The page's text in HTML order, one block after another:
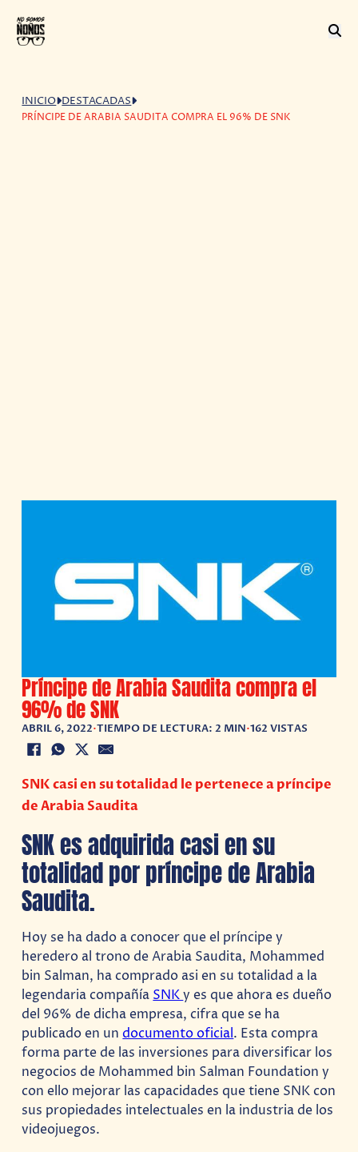
INICIO DESTACADAS
PRÍNCIPE DE ARABIA SAUDITA COMPRA EL 96% DE SNK
Príncipe de Arabia Saudita compra el
96% de SNK
ABRIL 6, 2022•TIEMPO DE LECTURA: 2 MIN•162 VISTAS
SNK casi en su totalidad le pertenece a príncipe
de Arabia Saudita
SNK es adquirida casi en su
totalidad por príncipe de Arabia
Saudita.
Hoy se ha dado a conocer que el príncipe y
heredero al trono de Arabia Saudita, Mohammed
bin Salman, ha comprado asi en su totalidad a la
legendaria compañía SNKy es que ahora es dueño
del 96% de dicha empresa, cifra que se ha
publicado en undocumento oficial. Esta compra
forma parte de las inversiones para diversificar los
negocios de Mohammed bin Salman Foundation y
con ello mejorar las capacidades que tiene SNK con
sus propiedades intelectuales en la industria de los
videojuegos.